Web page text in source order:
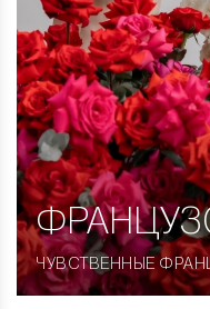
ЧУВСТВЕННЫЕ